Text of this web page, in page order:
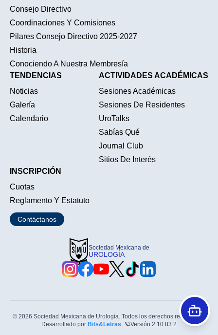
Sociedad Mexicana de
UROLOGÍA
Consejo Directivo
Coordinaciones Y Comisiones
Pilares Consejo Directivo 2025-2027
Historia
Conociendo A Nuestra Membresía
TENDENCIAS
Noticias
Galería
Calendario
ACTIVIDADES ACADÉMICAS
Sesiones Académicas
Sesiones De Residentes
UroTalks
Sabías Qué
Journal Club
Sitios De Interés
INSCRIPCIÓN
Cuotas
Reglamento Y Estatuto
Contáctanos
© 2026 Sociedad Mexicana de Urología. Todos los derechos reservados.
Desarrollado por Bits&Letras 🪐Versión 2.10.83.2